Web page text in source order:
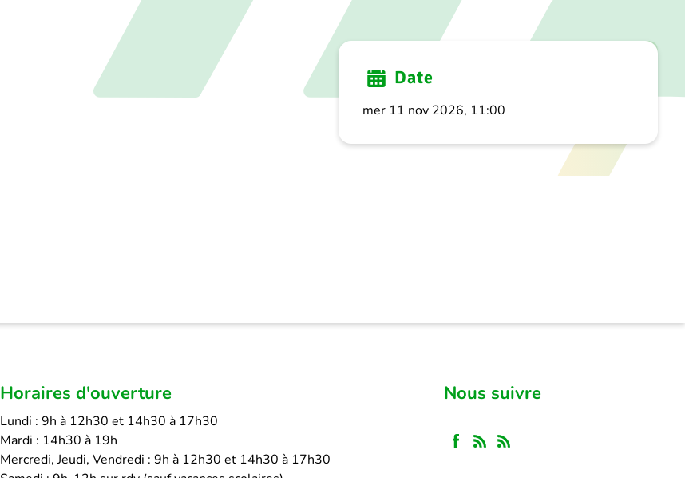
Date
mer 11 nov 2026, 11:00
Horaires d'ouverture
Lundi : 9h à 12h30 et 14h30 à 17h30
Mardi : 14h30 à 19h
Mercredi, Jeudi, Vendredi : 9h à 12h30 et 14h30 à 17h30
Nous suivre